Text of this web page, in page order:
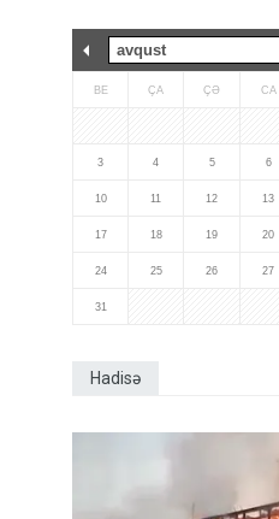
BE ÇA ÇƏ CA
3 4 5 6
10 11 12 13
17 18 19 20
24 25 26 27
31
Hadisə